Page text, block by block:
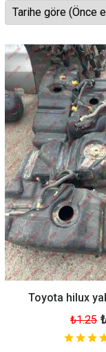
Toyota hilux
₺1.25